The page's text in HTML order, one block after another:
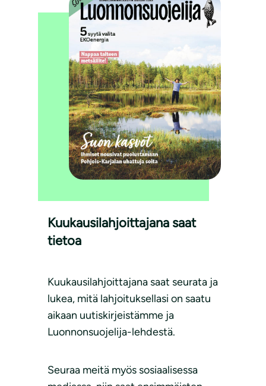
Kuukausilahjoittajana saat
tietoa
Kuukausilahjoittajana saat seurata ja
lukea, mitä lahjoituksellasi on saatu
aikaan uutiskirjeistämme ja
Luonnonsuojelija-lehdestä.
Seuraa meitä myös sosiaalisessa